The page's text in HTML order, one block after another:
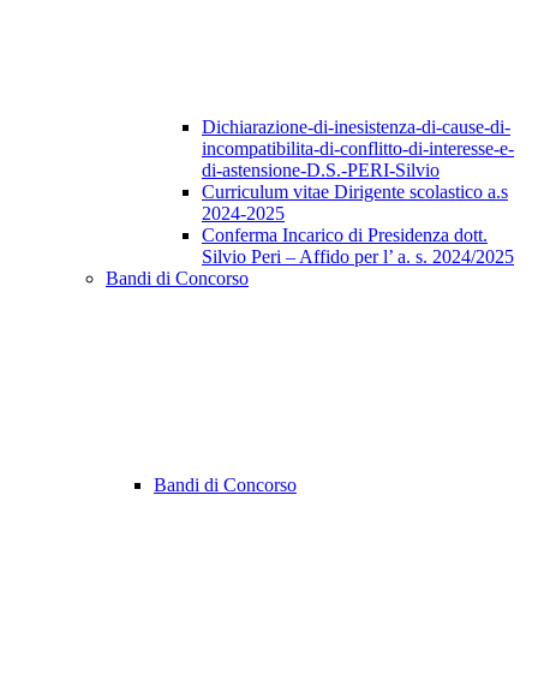
Dichiarazione-di-inesistenza-di-cause-di-
incompatibilita-di-conflitto-di-interesse-e-
di-astensione-D.S.-PERI-Silvio
Curriculum vitae Dirigente scolastico a.s
2024-2025
Conferma Incarico di Presidenza dott.
Silvio Peri – Affido per l’ a. s. 2024/2025
Bandi di Concorso
Bandi di Concorso